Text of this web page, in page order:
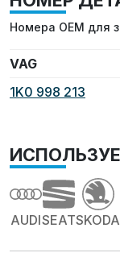
Номера OEM для
VAG
1K0 998 213
AUDISEATSKODA